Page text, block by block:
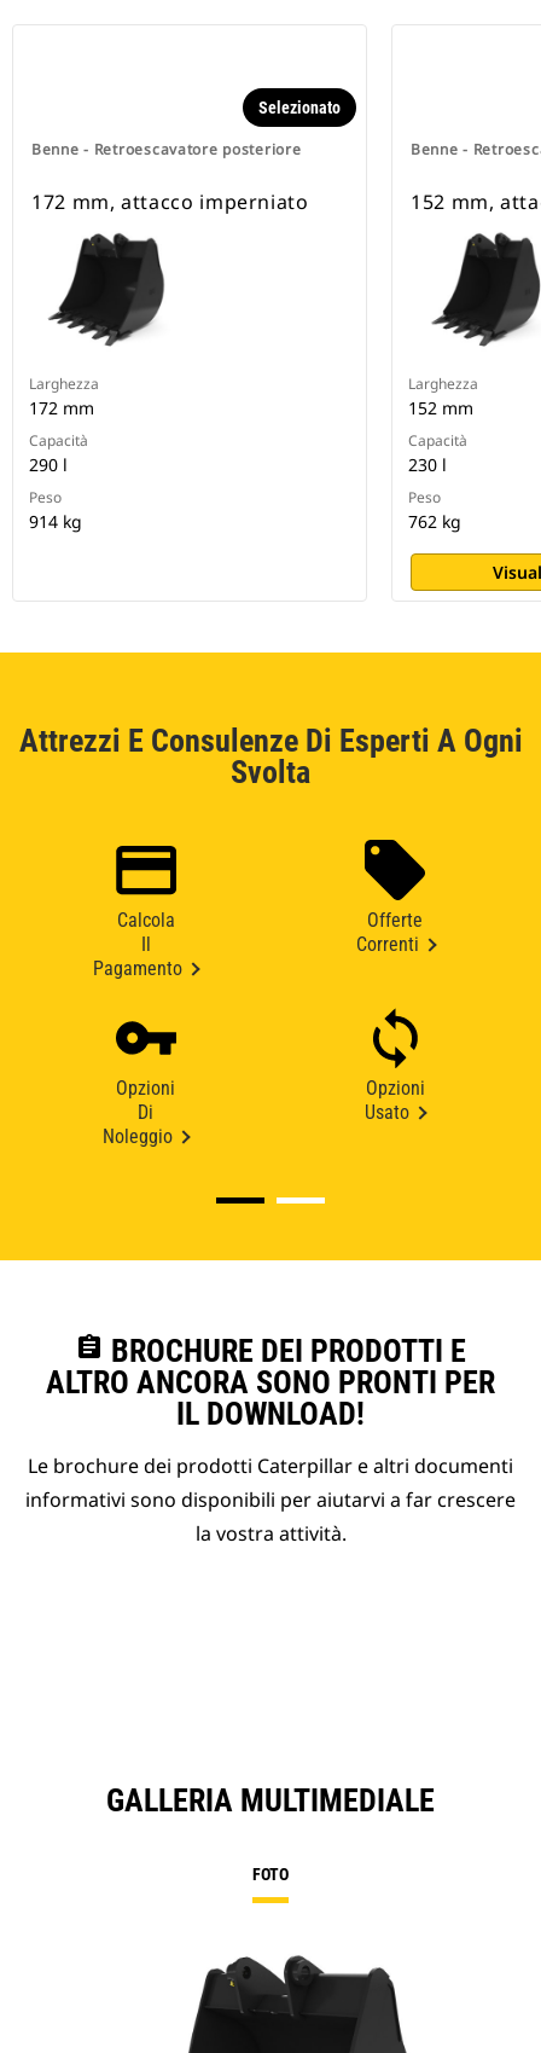
Benne - Retroescavatore posteriore
Selezionato
172 mm, attacco imperniato
Larghezza
172 mm
Capacità
290 l
Peso
914 kg
Benne -
152 mm,
Larghezza
152 mm
Capacità
230 l
Peso
762 kg
Attrezzi E Consulenze Di Esperti A Ogni
Svolta
Calcola
Pagamento
Offerte
Correnti
Opzioni
Di
Noleggio
Opzioni
Usato
assignment BROCHURE DEI PRODOTTI E
ALTRO ANCORA SONO PRONTI PER
IL DOWNLOAD!
Le brochure dei prodotti Caterpillar e altri documenti
informativi sono disponibili per aiutarvi a far crescere
la vostra attività.
GALLERIA MULTIMEDIALE
FOTO